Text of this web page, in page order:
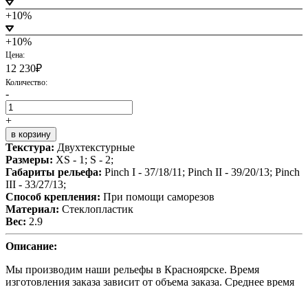
+10%
+10%
Цена:
12 230₽
Количество:
-
+
в корзину
Текстура: Двухтекстурные
Размеры: XS - 1; S - 2;
Габариты рельефа: Pinch I - 37/18/11; Pinch II - 39/20/13; Pinch
III - 33/27/13;
Способ крепления: При помощи саморезов
Материал: Стеклопластик
Вес: 2.9
Описание:
Мы производим наши рельефы в Красноярске. Время
изготовления заказа зависит от объема заказа. Среднее время